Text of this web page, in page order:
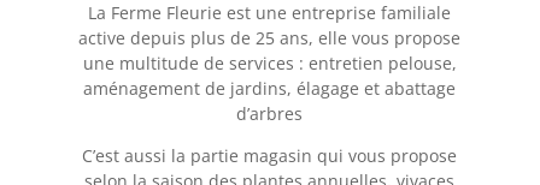
La Ferme Fleurie est une entreprise familiale
active depuis plus de 25 ans, elle vous propose
une multitude de services : entretien pelouse,
aménagement de jardins, élagage et abattage
d’arbres
C’est aussi la partie magasin qui vous propose